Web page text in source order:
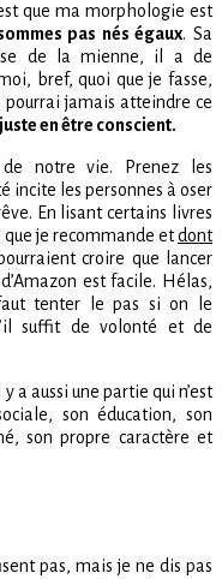
que ma morphologie est
pas nés égaux. Sa
de la mienne, il a de
bref, quoi que je fasse,
jamais atteindre ce
en être conscient.
de notre vie. Prenez les
incite les personnes à oser
En lisant certains livres
je recommande etdont
croire que lancer
est facile. Hélas,
tenter le pas si on le
suffit de volonté et de
a aussi une partie qui n’est
son éducation, son
son propre caractère et
pas, mais je ne dis pas